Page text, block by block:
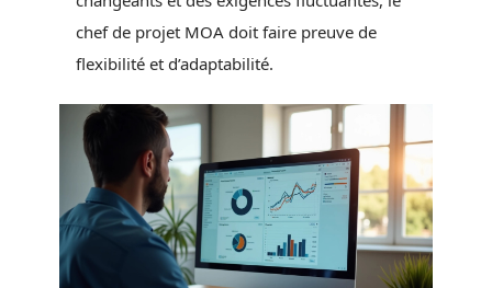
chef de projet MOA doit faire preuve de
flexibilité et d’adaptabilité.